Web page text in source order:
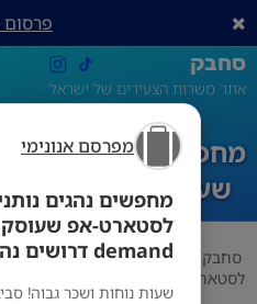
מפרסם אנונימי
מחפשים נהגים
demand דרושים נהגים ונהגות.
שעות נוחות ושכר גבוה!
סחבק
אתר משרות הצעירים של ישראל
מחפשים נהגים
נהגים
סחבק תחום מפרסם אנונימי
לסטארט-אפ שעוסק בservice on demand דרושים נהגים ונהגות.